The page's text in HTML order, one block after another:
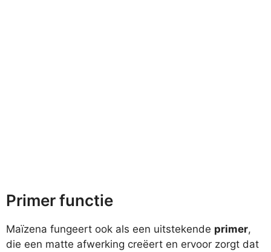
Primer functie
Maïzena fungeert ook als een uitstekende primer,
die een matte afwerking creëert en ervoor zorgt dat